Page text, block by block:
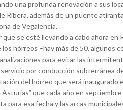
una profunda renovación a sus
Ribera, además de un puente
de Vegalencia.
se esté llevando a cabo ahora en
hórreos –hay más de 50, algunos
para evitar las
por conducción subterránea
del hórreo que será inaugurado
que cada año en
para esa fecha y las arcas